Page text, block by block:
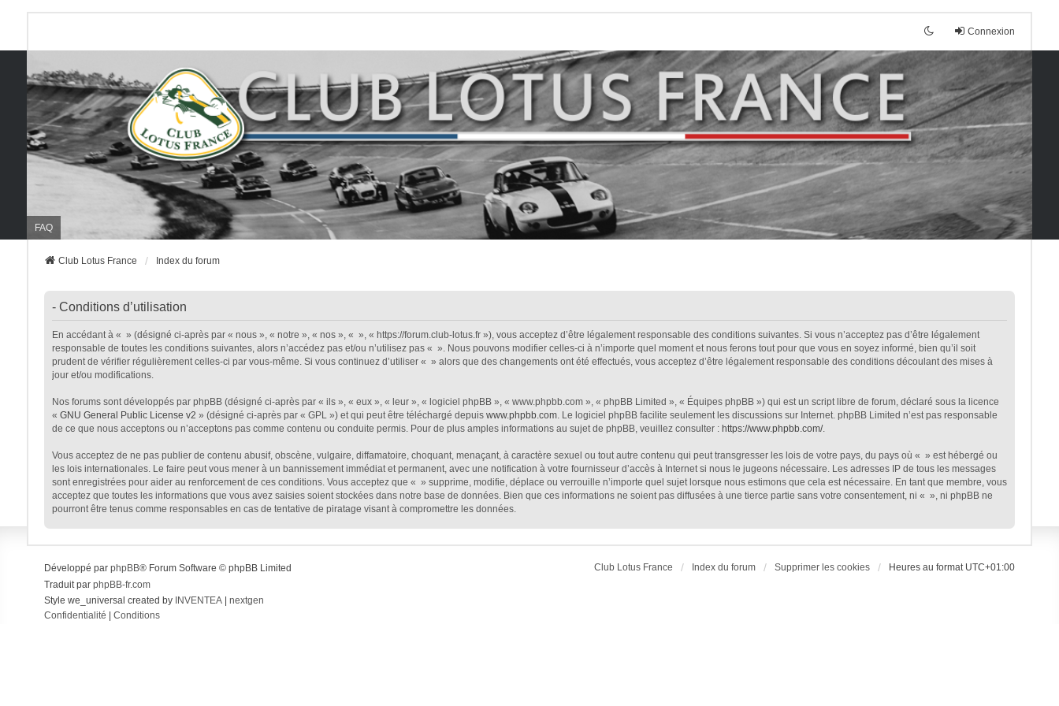
Connexion
FAQ
Club Lotus France Index du forum
- Conditions d’utilisation
En accédant à « » (désigné ci-après par « nous », « notre », « nos », « », « https://forum.club-lotus.fr »), vous acceptez d’être légalement responsable des conditions suivantes. Si vous n’acceptez pas d’être légalement
responsable de toutes les conditions suivantes, alors n’accédez pas et/ou n’utilisez pas « ». Nous pouvons modifier celles-ci à n’importe quel moment et nous ferons tout pour que vous en soyez informé, bien qu’il soit
prudent de vérifier régulièrement celles-ci par vous-même. Si vous continuez d’utiliser « » alors que des changements ont été effectués, vous acceptez d’être légalement responsable des conditions découlant des mises à
jour et/ou modifications.
Nos forums sont développés par phpBB (désigné ci-après par « ils », « eux », « leur », « logiciel phpBB », « www.phpbb.com », « phpBB Limited », « Équipes phpBB ») qui est un script libre de forum, déclaré sous la licence
« GNU General Public License v2 » (désigné ci-après par « GPL ») et qui peut être téléchargé depuis www.phpbb.com. Le logiciel phpBB facilite seulement les discussions sur Internet. phpBB Limited n’est pas responsable
de ce que nous acceptons ou n’acceptons pas comme contenu ou conduite permis. Pour de plus amples informations au sujet de phpBB, veuillez consulter : https://www.phpbb.com/.
Vous acceptez de ne pas publier de contenu abusif, obscène, vulgaire, diffamatoire, choquant, menaçant, à caractère sexuel ou tout autre contenu qui peut transgresser les lois de votre pays, du pays où « » est hébergé ou
les lois internationales. Le faire peut vous mener à un bannissement immédiat et permanent, avec une notification à votre fournisseur d’accès à Internet si nous le jugeons nécessaire. Les adresses IP de tous les messages
sont enregistrées pour aider au renforcement de ces conditions. Vous acceptez que « » supprime, modifie, déplace ou verrouille n’importe quel sujet lorsque nous estimons que cela est nécessaire. En tant que membre, vous
acceptez que toutes les informations que vous avez saisies soient stockées dans notre base de données. Bien que ces informations ne soient pas diffusées à une tierce partie sans votre consentement, ni « », ni phpBB ne
pourront être tenus comme responsables en cas de tentative de piratage visant à compromettre les données.
Club Lotus France Index du forum Supprimer les cookies Heures au format UTC+01:00
Développé par phpBB® Forum Software © phpBB Limited
Traduit par phpBB-fr.com
Style we_universal created by INVENTEA| nextgen
Confidentialité
Conditions